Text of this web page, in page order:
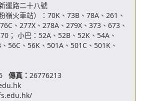
運路二十八號
嶺火車站）：70K、73B、78A、261、
、277X、278A、279X、373、673、
； 小巴：52A、52B、52K、54A、
56C、56K、501A、501C、501K、
傳真： 26776213